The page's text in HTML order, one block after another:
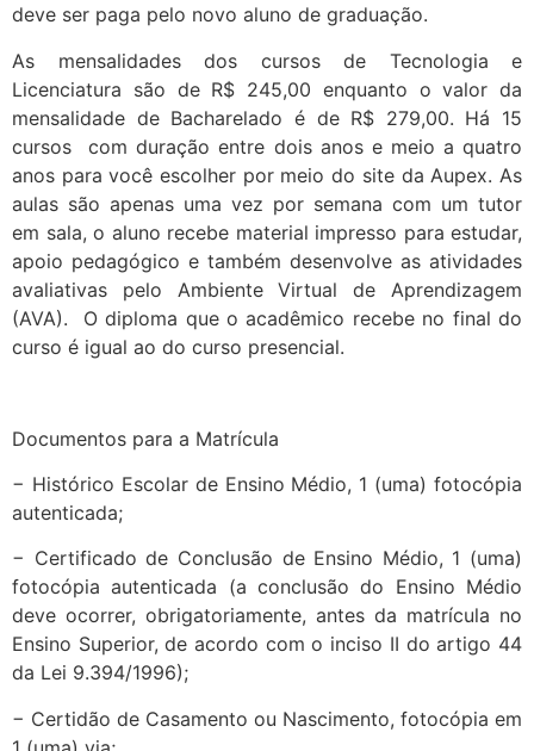
deve ser paga pelo novo aluno de graduação.
As mensalidades dos cursos de Tecnologia e
Licenciatura são de R$ 245,00 enquanto o valor da
mensalidade de Bacharelado é de R$ 279,00. Há 15
cursos com duração entre dois anos e meio a quatro
anos para você escolher por meio do site da Aupex. As
aulas são apenas uma vez por semana com um tutor
em sala, o aluno recebe material impresso para estudar,
apoio pedagógico e também desenvolve as atividades
avaliativas pelo Ambiente Virtual de Aprendizagem
(AVA). O diploma que o acadêmico recebe no final do
curso é igual ao do curso presencial.
Documentos para a Matrícula
− Histórico Escolar de Ensino Médio, 1 (uma) fotocópia
autenticada;
− Certificado de Conclusão de Ensino Médio, 1 (uma)
fotocópia autenticada (a conclusão do Ensino Médio
deve ocorrer, obrigatoriamente, antes da matrícula no
Ensino Superior, de acordo com o inciso II do artigo 44
da Lei 9.394/1996);
− Certidão de Casamento ou Nascimento, fotocópia em